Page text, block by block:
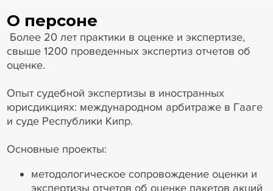
О персоне
Более 20 лет практики в оценке и экспертизе,
свыше 1200 проведенных экспертиз отчетов об
оценке.
Опыт судебной экспертизы в иностранных
юрисдикциях: международном арбитраже в Гааге
и суде Республики Кипр.
Основные проекты:
методологическое сопровождение оценки и
экспертизы отчетов об оценке пакетов акций